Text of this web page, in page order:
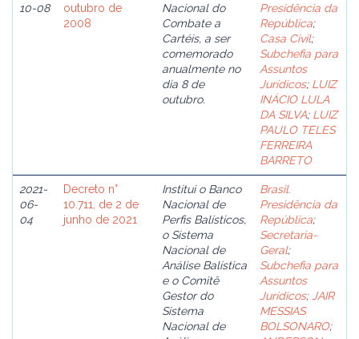
10-08
outubro de
2008
Nacional do
Combate a
Cartéis, a ser
comemorado
anualmente no
dia 8 de
outubro.
Presidência da
República;
Casa Civil;
Subchefia para
Assuntos
Jurídicos; LUIZ
INÁCIO LULA
DA SILVA; LUIZ
PAULO TELES
FERREIRA
BARRETO
2021-
06-
04
Decreto n°
10.711, de 2 de
junho de 2021
Institui o Banco
Nacional de
Perfis Balísticos,
o Sistema
Nacional de
Análise Balística
e o Comitê
Gestor do
Sistema
Nacional de
Brasil.
Presidência da
República;
Secretaria-
Geral;
Subchefia para
Assuntos
Jurídicos; JAIR
MESSIAS
BOLSONARO;